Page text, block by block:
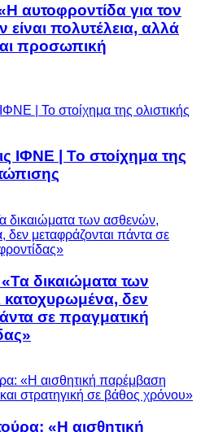
αυτοφροντίδα για τον
πολυτέλεια, αλλά
προσωπική
ΙΦΝΕ | Το στοίχημα της
δικαιώματα των
δεν
σε πραγματική
«Η αισθητική